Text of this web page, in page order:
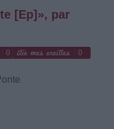
[Ep]», par
0 0